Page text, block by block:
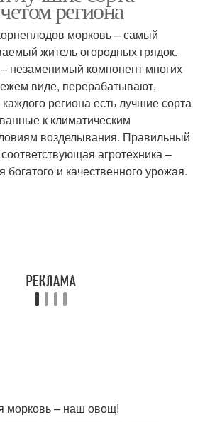
региона
морковь – самый
житель огородных грядок.
незаменимый компонент многих
виде, перерабатывают,
региона есть лучшие сорта
к климатическим
возделывания. Правильный
агротехника –
богатого и качественного урожая.
морковь – наш овощ!